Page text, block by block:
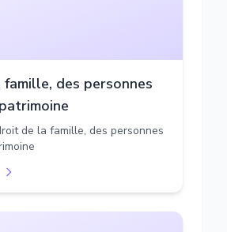
des personnes
de la famille, des personnes